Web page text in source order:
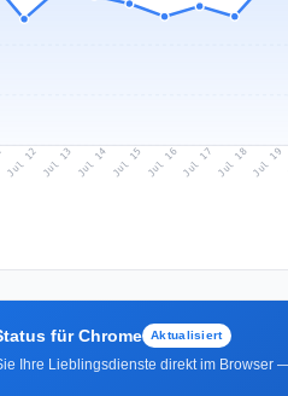
Jul 12 Jul 13 Jul 14 Jul 15 Jul 16Jul 17 Jul 18Jul 19
für Chrome Aktualisiert
Ihre Lieblingsdienste direkt im Browser